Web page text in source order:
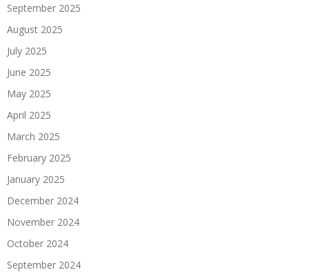
September 2025
August 2025
July 2025
June 2025
May 2025
April 2025
March 2025
February 2025
January 2025
December 2024
November 2024
October 2024
September 2024